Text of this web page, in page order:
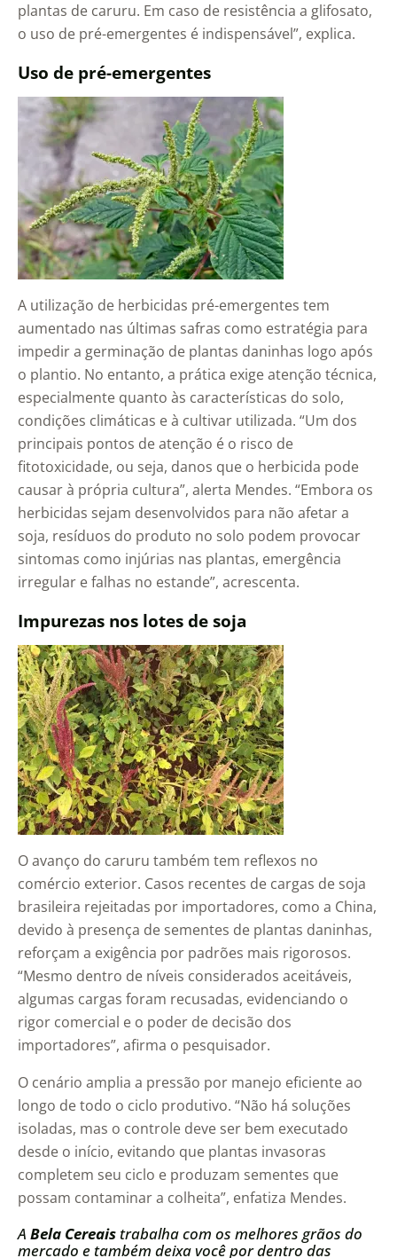
plantas de caruru. Em caso de resistência a glifosato,
o uso de pré-emergentes é indispensável”, explica.
Uso de pré-emergentes
A utilização de herbicidas pré-emergentes tem
aumentado nas últimas safras como estratégia para
impedir a germinação de plantas daninhas logo após
o plantio. No entanto, a prática exige atenção técnica,
especialmente quanto às características do solo,
condições climáticas e à cultivar utilizada. “Um dos
principais pontos de atenção é o risco de
fitotoxicidade, ou seja, danos que o herbicida pode
causar à própria cultura”, alerta Mendes. “Embora os
herbicidas sejam desenvolvidos para não afetar a
soja, resíduos do produto no solo podem provocar
sintomas como injúrias nas plantas, emergência
irregular e falhas no estande”, acrescenta.
Impurezas nos lotes de soja
O avanço do caruru também tem reflexos no
comércio exterior. Casos recentes de cargas de soja
brasileira rejeitadas por importadores, como a China,
devido à presença de sementes de plantas daninhas,
reforçam a exigência por padrões mais rigorosos.
“Mesmo dentro de níveis considerados aceitáveis,
algumas cargas foram recusadas, evidenciando o
rigor comercial e o poder de decisão dos
importadores”, afirma o pesquisador.
O cenário amplia a pressão por manejo eficiente ao
longo de todo o ciclo produtivo. “Não há soluções
isoladas, mas o controle deve ser bem executado
desde o início, evitando que plantas invasoras
completem seu ciclo e produzam sementes que
possam contaminar a colheita”, enfatiza Mendes.
A Bela Cereais trabalha com os melhores grãos do
mercado e também deixa você por dentro das